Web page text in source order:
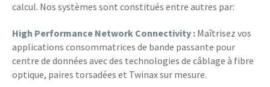
calcul. Nos systèmes sont constitués entre autres par:
High Performance Network Connectivity : Maîtrisez vos
applications consommatrices de bande passante pour
centre de données avec des technologies de câblage à fibre
optique, paires torsadées et Twinax sur mesure.